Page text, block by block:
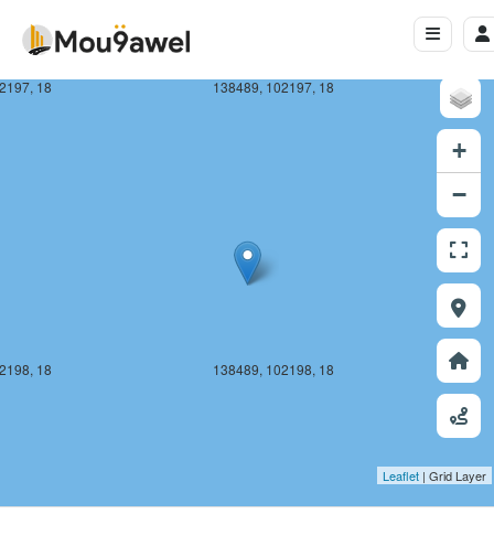
18 138489, 102197, 18
18 138489, 102198, 18
+
−
Leaflet | Grid Layer